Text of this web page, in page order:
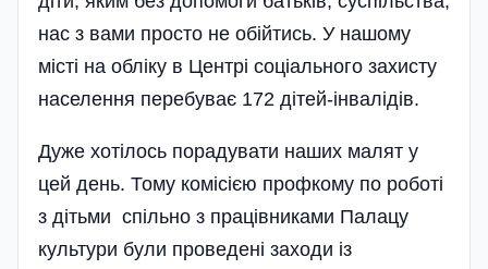
нас з вами просто не обійтись. У нашому
місті на обліку в Центрі соціального захисту
населення перебуває 172 дітей-інвалідів.
Дуже хотілось порадувати наших малят у
цей день. Тому комісією профкому по роботі
з дітьми спільно з працівниками Палацу
культури були проведені заходи із